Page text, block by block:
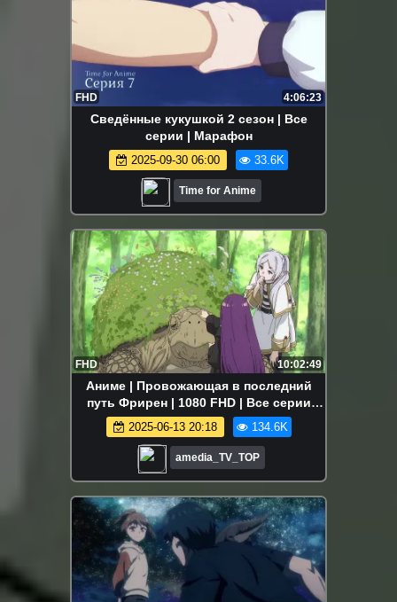
FHD 4:06:23
Сведённые кукушкой 2 сезон | Все
серии | Марафон
2025-09-30 06:00 33.6K
Time for Anime
FHD 10:02:49
Аниме | Провожающая в последний
путь Фрирен | 1080 FHD | Все серии
Аниме Марафон
2025-06-13 20:18 134.6K
amedia_TV_TOP